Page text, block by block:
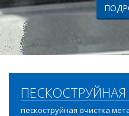
пескоструйная очистка